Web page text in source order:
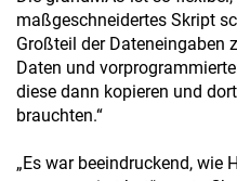
maßgeschneidertes Skript
Großteil der Dateneingaben
Daten und
diese dann kopieren und
brauchten.“
„Es war beeindruckend, wie